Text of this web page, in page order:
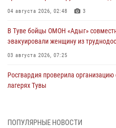
04 августа 2026, 02:48 3
В Туве бойцы ОМОН «Адыг»
эвакуировали женщину из
03 августа 2026, 07:25
Росгвардия проверила
лагерях Тувы
Сотрудники вневедомственной
ПОПУЛЯРНЫЕ НОВОСТИ